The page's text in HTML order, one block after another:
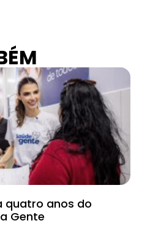
quatro anos do
Gente